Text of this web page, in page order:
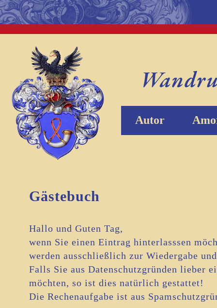
Autor
Gästebuch
Hallo und Guten Tag,
wenn Sie einen Eintrag hinterlasssen
werden ausschließlich zur Wiedergabe
Falls Sie aus Datenschutzgründen lieber
möchten, so ist dies natürlich gestattet!
Die Rechenaufgabe ist aus